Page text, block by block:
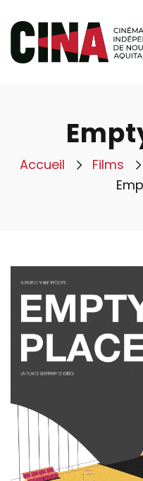
Accueil Films